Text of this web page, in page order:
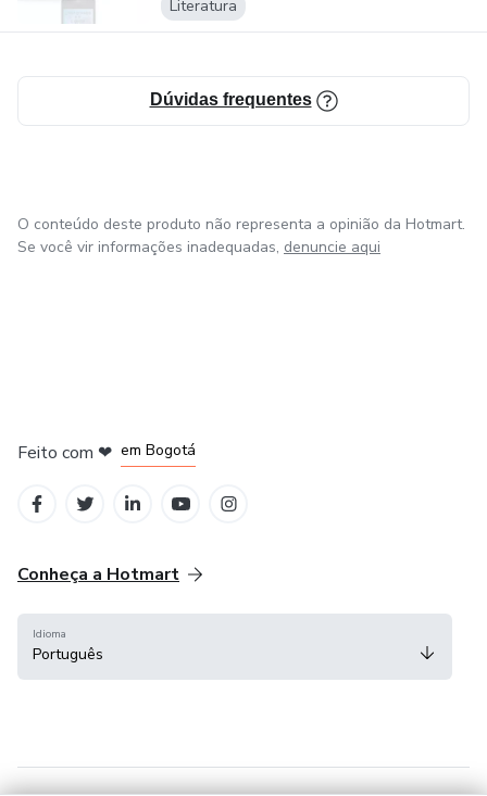
Literatura
Dúvidas frequentes
O conteúdo deste produto não representa a opinião da Hotmart.
Se você vir informações inadequadas, denuncie aqui
Feito com ❤ em Bogotá
Conheça a Hotmart
Idioma
Português